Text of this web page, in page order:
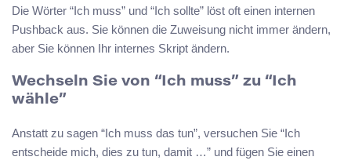
Die Wörter “Ich muss” und “Ich sollte” löst oft einen internen
Pushback aus. Sie können die Zuweisung nicht immer ändern,
aber Sie können Ihr internes Skript ändern.
Wechseln Sie von “Ich muss” zu “Ich
wähle”
Anstatt zu sagen “Ich muss das tun”, versuchen Sie “Ich
entscheide mich, dies zu tun, damit …” und fügen Sie einen